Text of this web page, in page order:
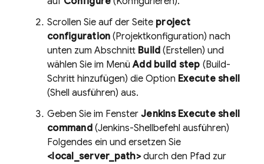
Scrollen Sie auf der Seite project
configuration (Projektkonfiguration) nach
unten zum Abschnitt Build (Erstellen) und
wählen Sie im MenüAdd build step (Build-
Schritt hinzufügen) die Option Execute shell
(Shell ausführen) aus.
Geben Sie im Fenster Jenkins Execute shell
command(Jenkins-Shellbefehl ausführen)
Folgendes ein und ersetzen Sie
<local_server_path>durch den Pfad zur